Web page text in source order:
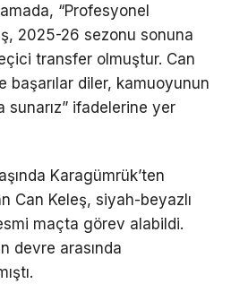
“Profesyonel
2025-26 sezonu sonuna
transfer olmuştur. Can
başarılar diler, kamuoyunun
sunarız” ifadelerine yer
Karagümrük’ten
Can Keleş, siyah-beyazlı
maçta görev alabildi.
devre arasında